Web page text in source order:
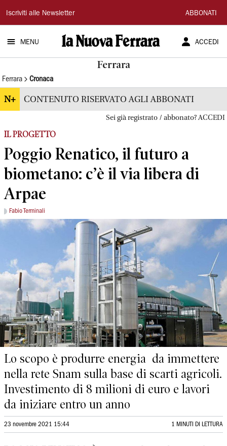
La
Nuova
Ferrara
Iscriviti alle Newsletter ABBONATI
MENU ACCEDI
Ferrara
Ferrara Cronaca
N+ CONTENUTO RISERVATO AGLI ABBONATI
Sei già registrato / abbonato? ACCEDI
IL PROGETTO
Poggio Renatico, il futuro a
biometano: c’è il via libera di
Arpae
Fabio Terminali
Lo scopo è produrre energia da immettere
nella rete Snam sulla base di scarti agricoli.
Investimento di 8 milioni di euro e lavori
da iniziare entro un anno
23 novembre 2021 15:44 1 MINUTI DI LETTURA